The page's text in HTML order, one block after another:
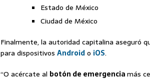
Estado de México
Ciudad de México
Finalmente, la autoridad capitalina aseguró
para dispositivos Androido iOS.
“O acércate al botón de emergenciamás